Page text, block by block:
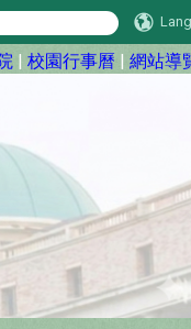
| 校園行事曆 | 網站導